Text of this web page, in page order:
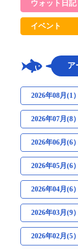
ウォット日記
イベント
ア
2026年08月(1）
2026年07月(8）
2026年06月(6）
2026年05月(6）
2026年04月(6）
2026年03月(9）
2026年02月(5）